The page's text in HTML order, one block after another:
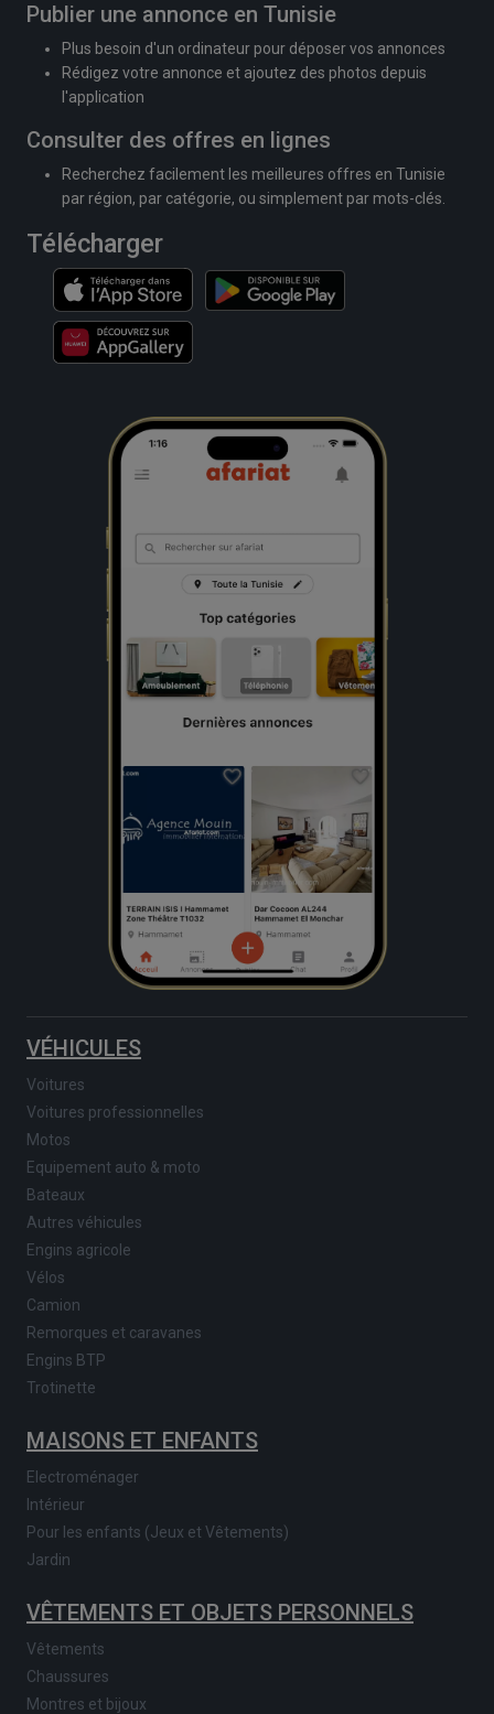
Publier une annonce en Tunisie
Plus besoin d'un ordinateur pour déposer vos annonces
Rédigez votre annonce et ajoutez des photos depuis
l'application
Consulter des offres en lignes
Recherchez facilement les meilleures offres en Tunisie
par région, par catégorie, ou simplement par mots-clés.
Télécharger
VÉHICULES
Voitures
Voitures professionnelles
Motos
Equipement auto & moto
Bateaux
Autres véhicules
Engins agricole
Vélos
Camion
Remorques et caravanes
Engins BTP
Trotinette
MAISONS ET ENFANTS
Electroménager
Intérieur
Pour les enfants (Jeux et Vêtements)
Jardin
VÊTEMENTS ET OBJETS PERSONNELS
Vêtements
Chaussures
Montres et bijoux